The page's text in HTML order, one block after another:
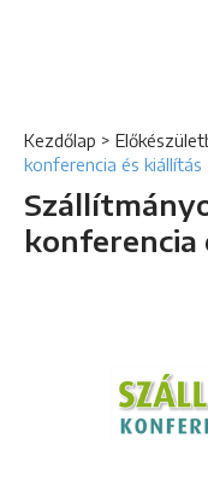
Kezdőlap >
konferencia és kiállítás
konferencia